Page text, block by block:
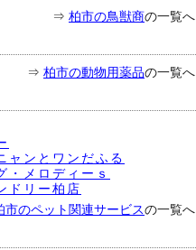
⇒ 柏市の鳥獣商の一覧へ
⇒ 柏市の動物用薬品の一覧へ
ャンとワンだふる
・メロディーｓ
ドリー柏店
市のペット関連サービスの一覧へ